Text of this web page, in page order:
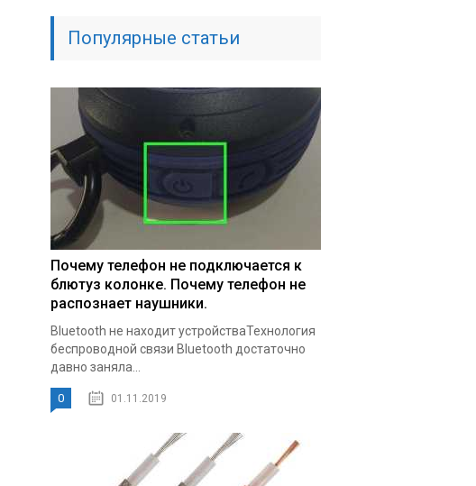
Популярные статьи
Почему телефон не подключается к
блютуз колонке. Почему телефон не
распознает наушники.
Bluetooth не находит устройстваТехнология
беспроводной связи Bluetooth достаточно
давно заняла...
0 01.11.2019